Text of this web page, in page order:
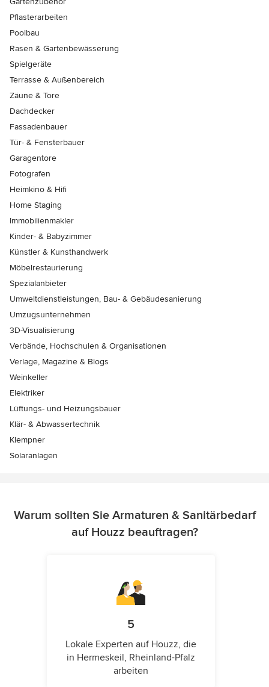
Pflasterarbeiten
Poolbau
Rasen & Gartenbewässerung
Spielgeräte
Terrasse & Außenbereich
Zäune & Tore
Dachdecker
Fassadenbauer
Tür- & Fensterbauer
Garagentore
Fotografen
Heimkino & Hifi
Home Staging
Immobilienmakler
Kinder- & Babyzimmer
Künstler & Kunsthandwerk
Möbelrestaurierung
Spezialanbieter
Umweltdienstleistungen, Bau- & Gebäudesanierung
Umzugsunternehmen
3D-Visualisierung
Verbände, Hochschulen & Organisationen
Verlage, Magazine & Blogs
Weinkeller
Elektriker
Lüftungs- und Heizungsbauer
Klär- & Abwassertechnik
Klempner
Solaranlagen
Warum sollten Sie Armaturen & Sanitärbedarf
auf Houzz beauftragen?
5
Lokale Experten auf Houzz, die
in Hermeskeil, Rheinland-Pfalz
arbeiten